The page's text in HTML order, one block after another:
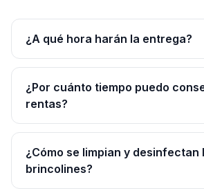
¿A qué hora harán la entrega?
¿Por cuánto tiempo puedo
rentas?
¿Cómo se limpian y desinfectan
brincolines?